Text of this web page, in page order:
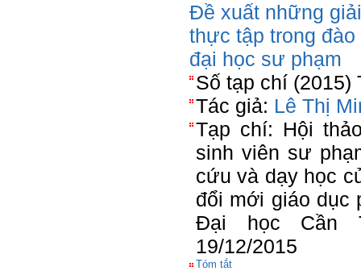
Đề xuất những
thực tập trong
đại học sư phạm
Số tạp chí (2015)
Tác giả: Lê Thị
Tạp chí: Hội
sinh viên sư
cứu và dạy học
đổi mới giáo dục
Đại học Cần
19/12/2015
Tóm tắt